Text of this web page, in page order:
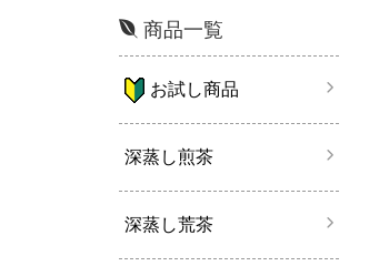
商品一覧
お試し商品
深蒸し煎茶
深蒸し荒茶